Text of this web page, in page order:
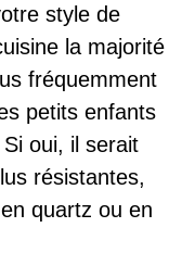
style de
la majorité
fréquemment
petits enfants
oui, il serait
résistantes,
quartz ou en